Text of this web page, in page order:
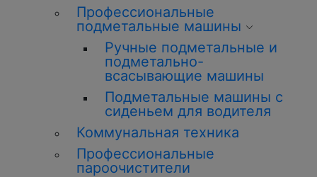
Профессиональные
подметальные машины
Ручные подметальные и
подметально-
всасывающие машины
Подметальные машины с
сиденьем для водителя
Коммунальная техника
Профессиональные
пароочистители